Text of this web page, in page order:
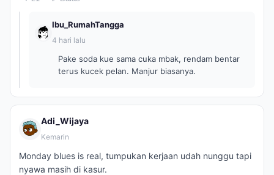
Ibu_RumahTangga
4 hari lalu
Pake soda kue sama cuka mbak, rendam bentar
terus kucek pelan. Manjur biasanya.
Adi_Wijaya
Kemarin
Monday blues is real, tumpukan kerjaan udah nunggu tapi
nyawa masih di kasur.